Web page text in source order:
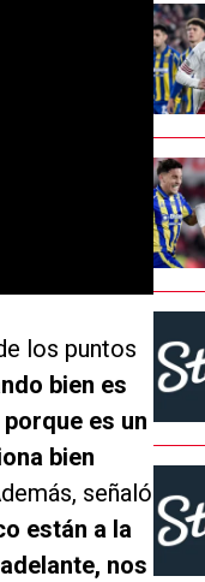
los puntos
bien es
es un
bien
señaló
están a la
nos